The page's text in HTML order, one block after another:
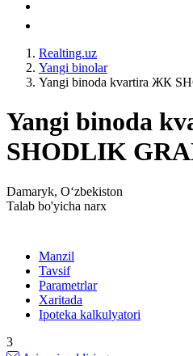
Realting.uz
Yangi binolar
Yangi binoda kvartira ЖК
Yangi binoda
SHODLIK
Damaryk, Oʻzbekiston
Talab bo'yicha narx
Manzil
Tavsif
Parametrlar
Xaritada
Ipoteka kalkulyatori
3